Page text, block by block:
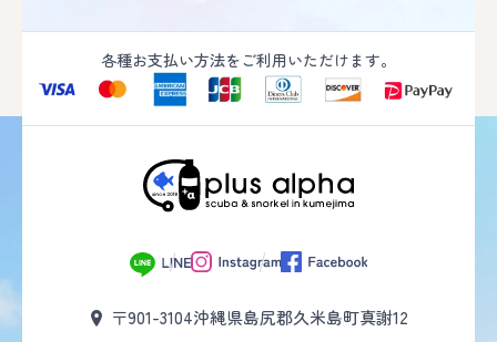
各種お支払い方法をご利用いただけます。
〒901-3104沖縄県島尻郡久米島町真謝12